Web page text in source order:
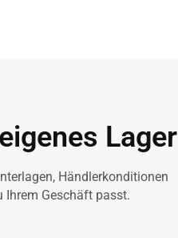
Lager
Händlerkonditionen
Ihrem Geschäft passt.